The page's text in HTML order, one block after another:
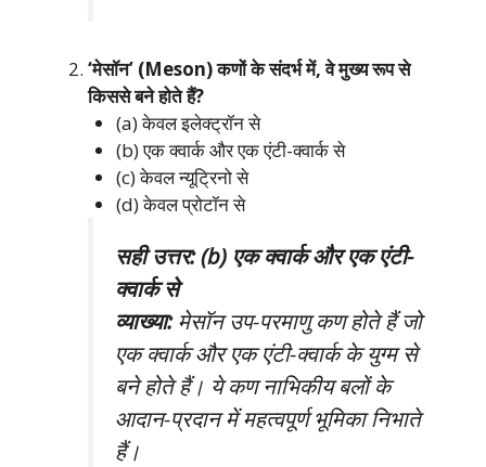
‘मेसॉन’ (Meson) कणों के संदर्भ में, वे मुख्य रूप से
किससे बने होते हैं?
(a) केवल इलेक्ट्रॉन से
(b) एक क्वार्क और एक एंटी-क्वार्क से
(c) केवल न्यूट्रिनो से
(d) केवल प्रोटॉन से
सही उत्तर: (b) एक क्वार्क और एक एंटी-
क्वार्क से
व्याख्या:मेसॉन उप-परमाणु कण होते हैं जो
एक क्वार्क और एक एंटी-क्वार्क के युग्म से
बने होते हैं। ये कण नाभिकीय बलों के
आदान-प्रदान में महत्वपूर्ण भूमिका निभाते
हैं।